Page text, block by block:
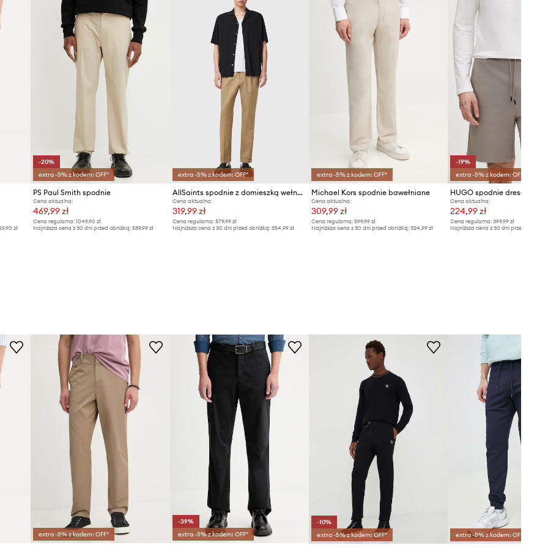
zł
-20%
extra -5% z kodem: OFF*
PS Paul Smith spodnie
Cena aktualna:
469,99 zł
Cena regularna: 1049,90 zł
Najniższa cena z 30 dni przed obniżką: 589,99 zł
extra -5% z kodem: OFF*
AllSaints spodnie z domieszką wełny TALLIS
Cena aktualna:
319,99 zł
Cena regularna: 579,99 zł
Najniższa cena z 30 dni przed obniżką: 354,99 zł
extra -5% z kodem: OFF*
Michael Kors spodnie bawełniane
Cena aktualna:
309,99 zł
Cena regularna:599,99 zł
Najniższa cena z 30 dni przed obniżką:324,99 zł
-19%
extra -5% z kodem: OFF*
Cena aktualna:
224,99 zł
Cena regularna: 399,99 zł
Najniższa cena z 30 dni przed obniżką:
extra -5% z kodem: OFF*
-39%
extra -5% z kodem: OFF*
-10%
extra -5% z kodem: OFF*
extra -5% z kodem: OFF*